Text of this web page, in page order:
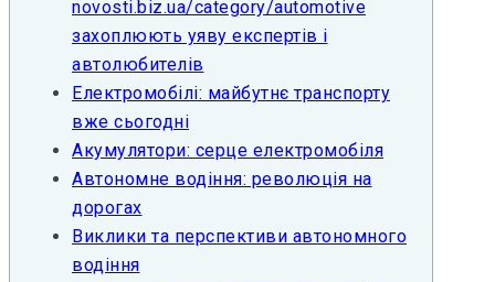
novosti.biz.ua/category/automotive
захоплюють уяву експертів і
автолюбителів
Електромобілі: майбутнє транспорту
вже сьогодні
Акумулятори: серце електромобіля
Автономне водіння: революція на
дорогах
Виклики та перспективи автономного
водіння